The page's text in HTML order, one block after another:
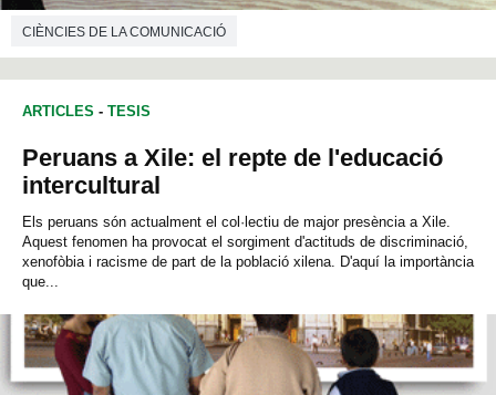
CIÈNCIES DE LA COMUNICACIÓ
ARTICLES - TESIS
Peruans a Xile: el repte de l'educació
intercultural
Els peruans són actualment el col·lectiu de major presència a Xile.
Aquest fenomen ha provocat el sorgiment d'actituds de discriminació,
xenofòbia i racisme de part de la població xilena. D'aquí la importància
que...